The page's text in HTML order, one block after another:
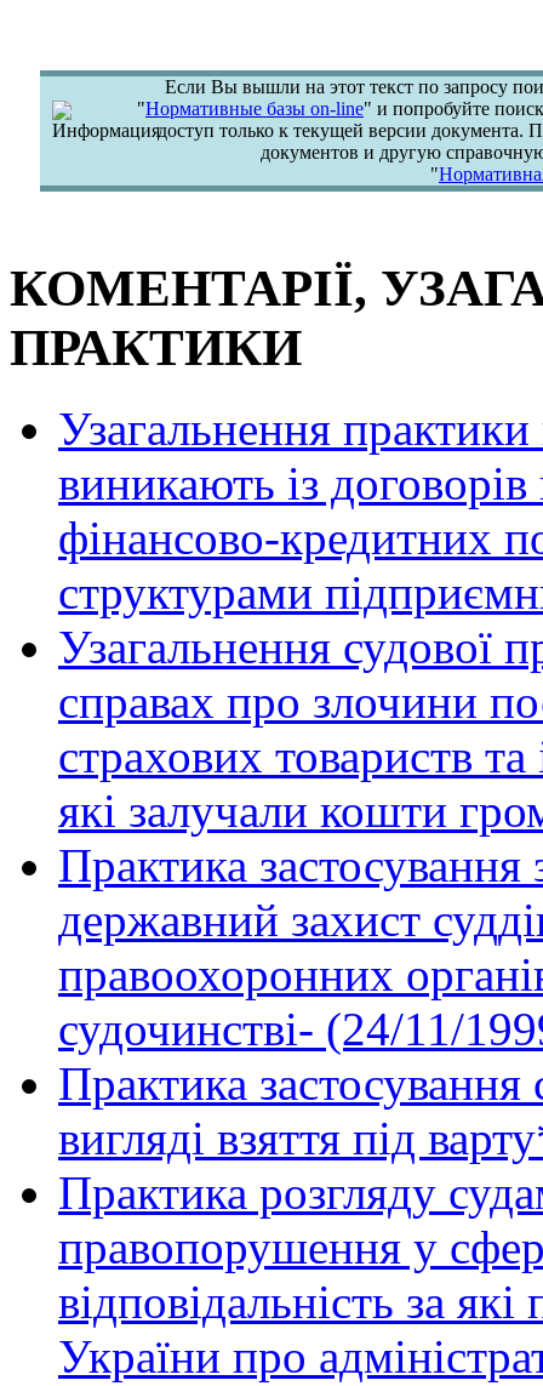
Если Вы вышли на этот текст по запросу
"Нормативные базы on-line" и попробуйте
доступ только к текущей версии
документов и другую
"
КОМЕНТАРІЇ,
ПРАКТИКИ
Узагальнення
виникають із
фінансово-кредитних
структурами
Узагальнення судової
справах про злочини
страхових товариств
які залучали кошти
Практика
державний захист
правоохоронних
судочинстві- (24/11/
Практика
вигляді взяття під
Практика розгляду
правопорушення у
відповідальність за
України про